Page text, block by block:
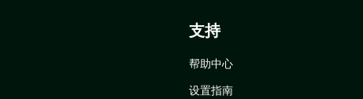
支持
帮助中心
设置指南